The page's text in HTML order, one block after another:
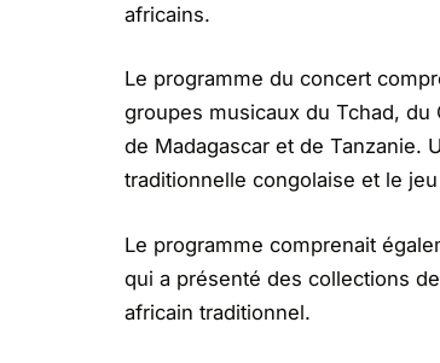
africains.
Le programme du concert
groupes musicaux du Tchad, du
de Madagascar et de Tanzanie.
traditionnelle congolaise et le
Le programme comprenait
qui a présenté des collections
africain traditionnel.